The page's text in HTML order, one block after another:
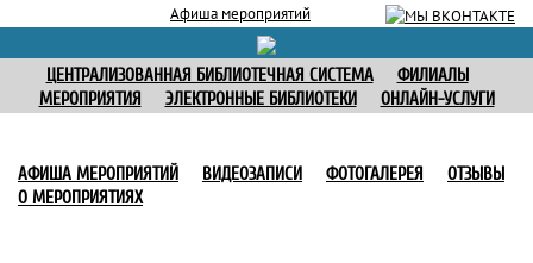
Афиша мероприятий
ЦЕНТРАЛИЗОВАННАЯ БИБЛИОТЕЧНАЯ СИСТЕМА
ФИЛИАЛЫ
МЕРОПРИЯТИЯ
ЭЛЕКТРОННЫЕ БИБЛИОТЕКИ ОНЛАЙН-УСЛУГИ
АФИША МЕРОПРИЯТИЙ ВИДЕОЗАПИСИ ФОТОГАЛЕРЕЯ
ОТЗЫВЫ
О МЕРОПРИЯТИЯХ